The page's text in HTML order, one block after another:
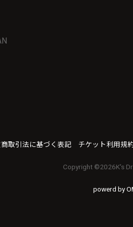
取引法に基づく表記 チケット利用規
Copyright ©2026K's
powerd by